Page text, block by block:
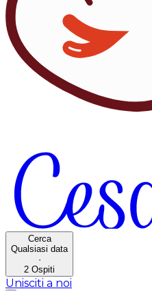
Cerca
Qualsiasi data
·
2 Ospiti
Unisciti a noi